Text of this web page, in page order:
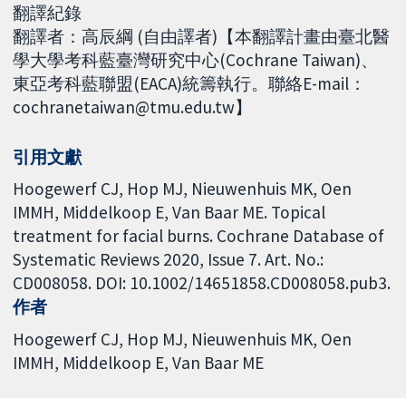
翻譯紀錄
翻譯者：高辰綱 (自由譯者)【本翻譯計畫由臺北醫
學大學考科藍臺灣研究中心(Cochrane Taiwan)、
東亞考科藍聯盟(EACA)統籌執行。聯絡E-mail：
cochranetaiwan@tmu.edu.tw】
引用文獻
Hoogewerf CJ, Hop MJ, Nieuwenhuis MK, Oen
IMMH, Middelkoop E, Van Baar ME. Topical
treatment for facial burns. Cochrane Database of
Systematic Reviews 2020, Issue 7. Art. No.:
CD008058. DOI: 10.1002/14651858.CD008058.pub3.
作者
Hoogewerf CJ Hop MJ Nieuwenhuis MK Oen
IMMH Middelkoop E Van Baar ME